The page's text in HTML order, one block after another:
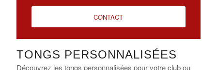
CONTACT
TONGS PERSONNALISÉES
Découvrez les tongs personnalisées pour votre club ou